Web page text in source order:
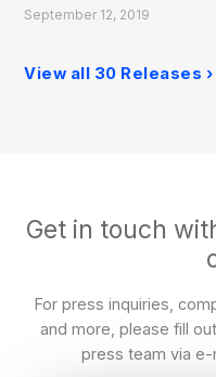
September 12, 2019
View all 30 Releases
Get in touch
For press inquiries,
and more, please fill
press team via e-